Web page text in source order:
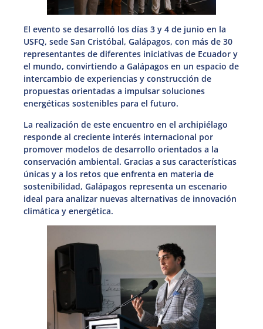
El evento se desarrolló los días 3 y 4 de junio en la
USFQ, sede San Cristóbal, Galápagos, con más de 30
representantes de diferentes iniciativas de Ecuador y
el mundo, convirtiendo a Galápagos en un espacio de
intercambio de experiencias y construcción de
propuestas orientadas a impulsar soluciones
energéticas sostenibles para el futuro.
La realización de este encuentro en el archipiélago
responde al creciente interés internacional por
promover modelos de desarrollo orientados a la
conservación ambiental. Gracias a sus características
únicas y a los retos que enfrenta en materia de
sostenibilidad, Galápagos representa un escenario
ideal para analizar nuevas alternativas de innovación
climática y energética.